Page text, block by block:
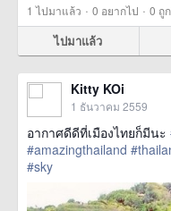
1 ไปมาแล้ว · 0 อยากไป · 0 ถู
ไปมาแล้ว
Kitty KOi
1 ธันวาคม 2559
อากาศดีดีที่เมืองไทยก็มีนะ
#amazingthailand
#sky
href=https://
more